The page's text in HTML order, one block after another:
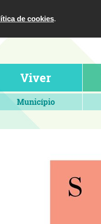
de cookies.
Viver
Município